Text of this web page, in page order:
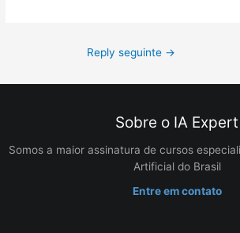
Reply seguinte →
Sobre o IA Expert
Somos a maior assinatura de cursos
Artificial do Brasil
Entre em contato